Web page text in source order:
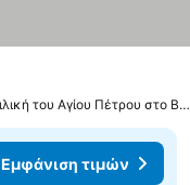
0.9 χλμ. από: Βασιλική του Αγίου Πέτρου στο Βατικανό
Εμφάνιση τιμών